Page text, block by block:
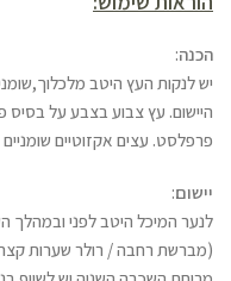
הכנה:
יש לנקות העץ היטב
היישום. עץ צבוע בצבע על בסיס
פרפלסט. עצים אקזוטיים
יישום:
לנער המיכל היטב לפני ובמהלך